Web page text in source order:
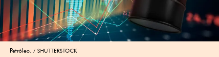
Petróleo. SHUTTERSTOCK